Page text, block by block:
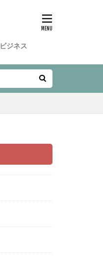
ビジネス